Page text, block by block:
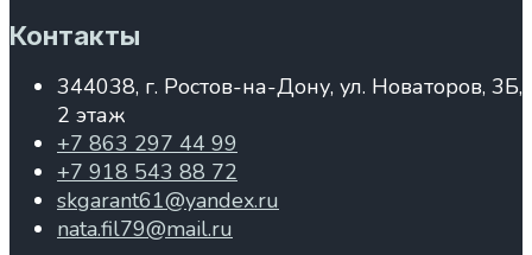
Контакты
344038, г. Ростов-на-Дону, ул. Новаторов, 3Б,
2 этаж
+7 863 297 44 99
+7 918 543 88 72
skgarant61@yandex.ru
nata.fil79@mail.ru